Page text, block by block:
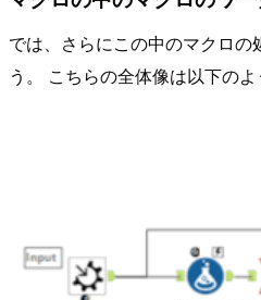
では、さらにこの中のマクロの
う。 こちらの全体像は以下のよ